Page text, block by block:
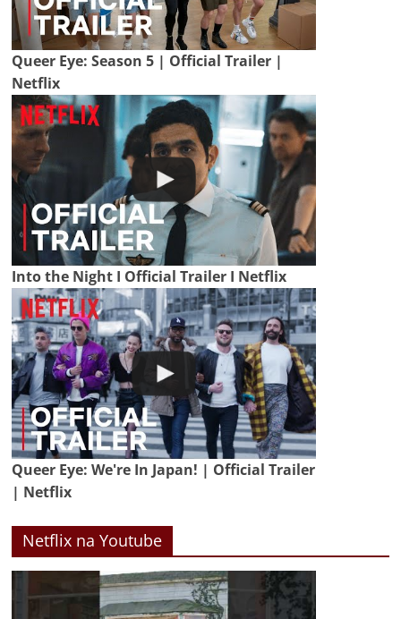
Queer Eye: Season 5 | Official Trailer |
Netflix
Into the Night I Official Trailer I Netflix
Queer Eye: We're In Japan! | Official Trailer
| Netflix
Netflix na Youtube